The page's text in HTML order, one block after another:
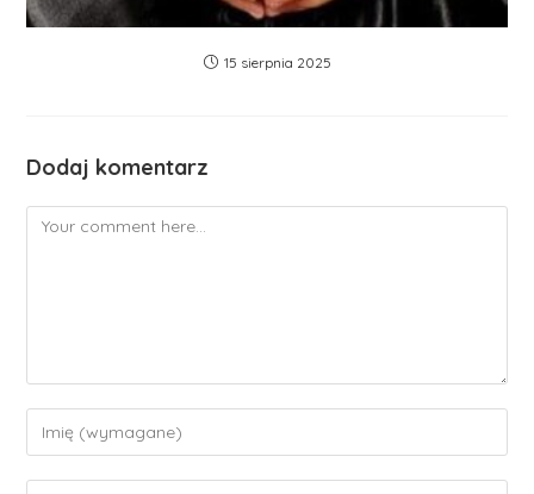
15 sierpnia 2025
Dodaj komentarz
Comment
your
name